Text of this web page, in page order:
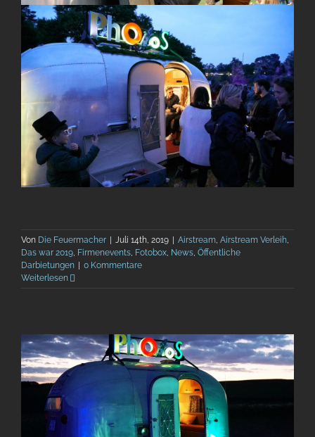
Von Die Feuermacher | Juli 14th, 2019 | Airstream, Airstream Verleih,
Das war 2019, Firmenevents, Fotobox, News, Öffentliche
Darbietungen | 0 Kommentare
Weiterlesen